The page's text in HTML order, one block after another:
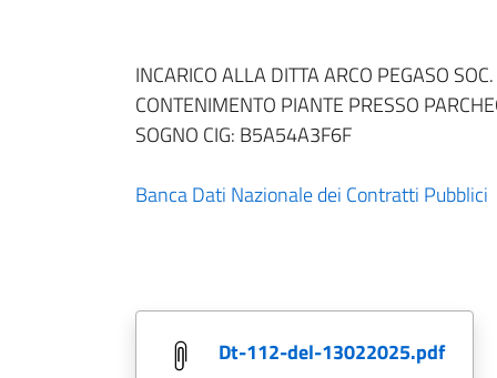
INCARICO ALLA DITTA ARCO PEGASO
CONTENIMENTO PIANTE PRESSO
SOGNO CIG: B5A54A3F6F
Banca Dati Nazionale dei Contratti Pubblici
dt-112-del-13022025.pdf